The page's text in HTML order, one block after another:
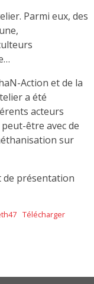
Parmi eux, des
Action et de la
a été
acteurs
être avec de
sur
de présentation
Télécharger